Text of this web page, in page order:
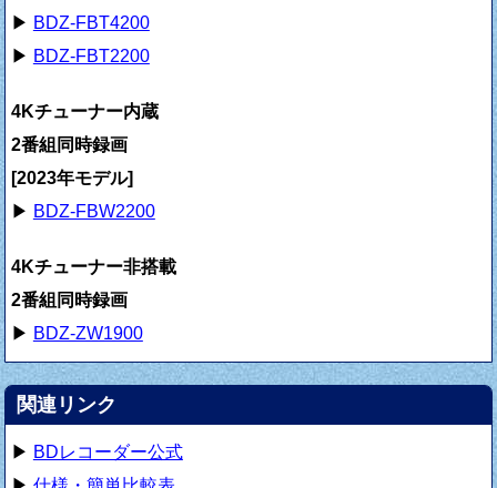
▶ BDZ-FBT4200
▶ BDZ-FBT2200
4Kチューナー内蔵
2番組同時録画
[2023年モデル]
▶ BDZ-FBW2200
4Kチューナー非搭載
2番組同時録画
▶ BDZ-ZW1900
関連リンク
▶ BDレコーダー公式